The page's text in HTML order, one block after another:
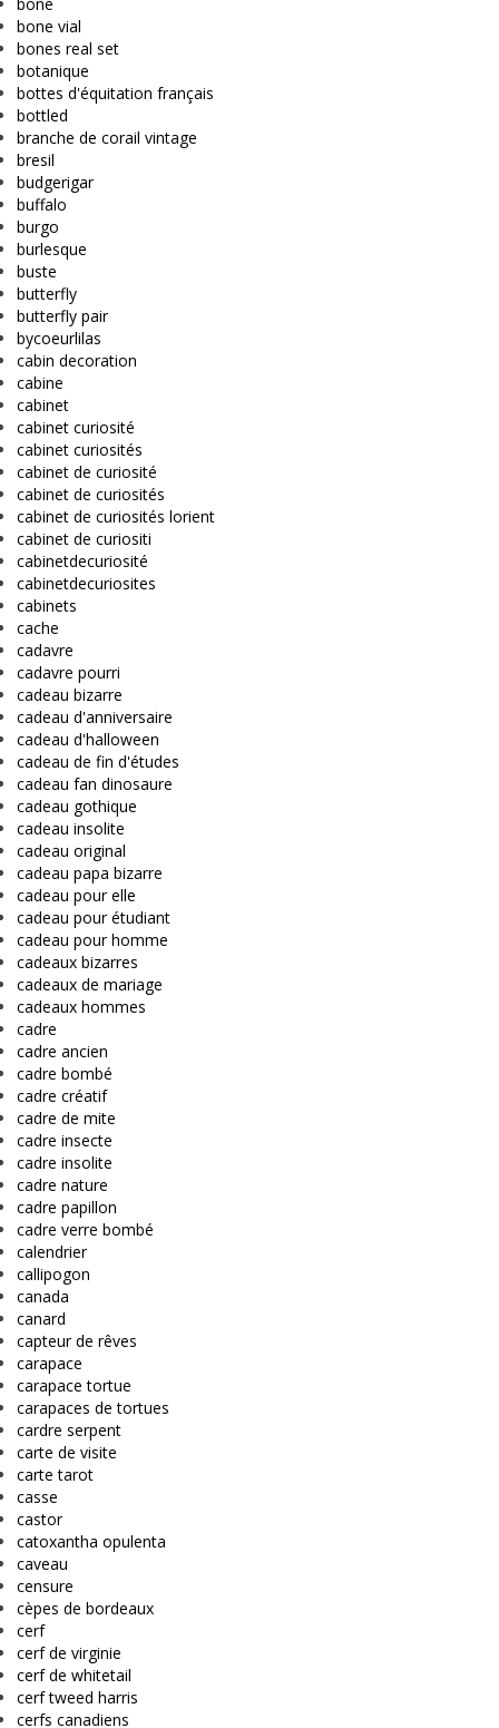
bone vial
bones real set
botanique
bottes d'équitation français
bottled
branche de corail vintage
bresil
budgerigar
buffalo
burgo
burlesque
buste
butterfly
butterfly pair
bycoeurlilas
cabin decoration
cabine
cabinet
cabinet curiosité
cabinet curiosités
cabinet de curiosité
cabinet de curiosités
cabinet de curiosités lorient
cabinet de curiositi
cabinetdecuriosité
cabinetdecuriosites
cabinets
cache
cadavre
cadavre pourri
cadeau bizarre
cadeau d'anniversaire
cadeau d'halloween
cadeau de fin d'études
cadeau fan dinosaure
cadeau gothique
cadeau insolite
cadeau original
cadeau papa bizarre
cadeau pour elle
cadeau pour étudiant
cadeau pour homme
cadeaux bizarres
cadeaux de mariage
cadeaux hommes
cadre
cadre ancien
cadre bombé
cadre créatif
cadre de mite
cadre insecte
cadre insolite
cadre nature
cadre papillon
cadre verre bombé
calendrier
callipogon
canada
canard
capteur de rêves
carapace
carapace tortue
carapaces de tortues
cardre serpent
carte de visite
carte tarot
casse
castor
catoxantha opulenta
caveau
censure
cèpes de bordeaux
cerf
cerf de virginie
cerf de whitetail
cerf tweed harris
cerfs canadiens